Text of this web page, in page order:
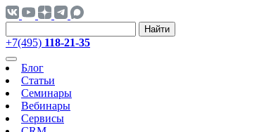
Найти
+7(495) 118-21-35
Блог
Статьи
Семинары
Вебинары
Сервисы